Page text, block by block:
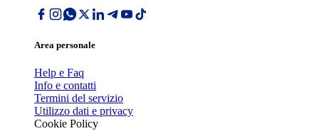
Area personale
Help e Faq
Info e contatti
Termini del servizio
Utilizzo dati e privacy
Cookie Policy